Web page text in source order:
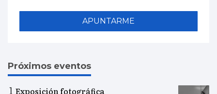
APUNTARME
Próximos eventos
Exposición fotográfica